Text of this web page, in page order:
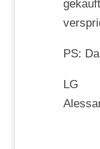
PS:
LG